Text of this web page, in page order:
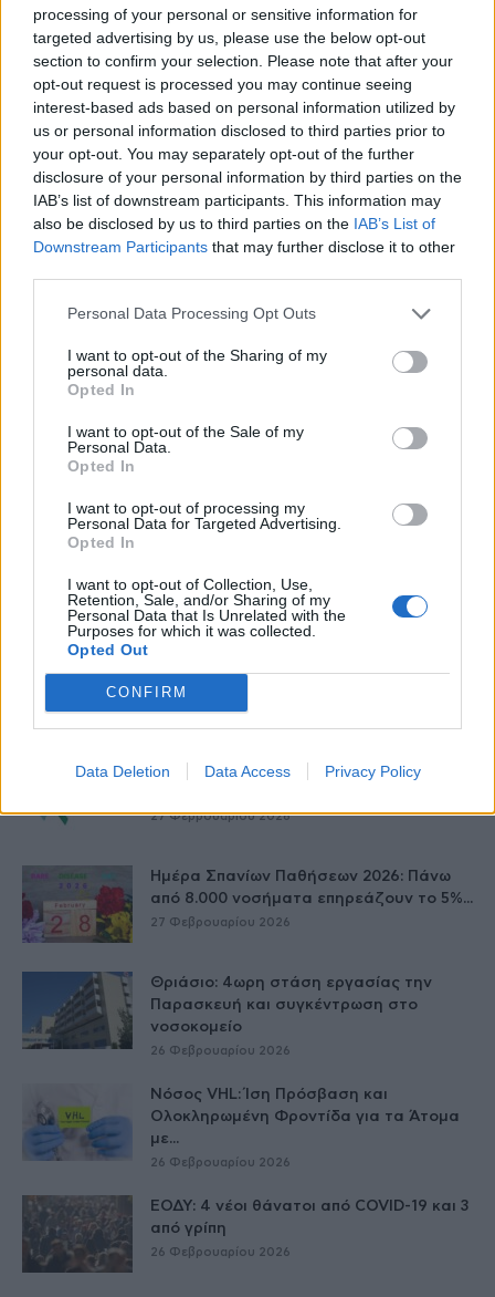
processing of your personal or sensitive information for
targeted advertising by us, please use the below opt-out
section to confirm your selection. Please note that after your
opt-out request is processed you may continue seeing
interest-based ads based on personal information utilized by
us or personal information disclosed to third parties prior to
your opt-out. You may separately opt-out of the further
disclosure of your personal information by third parties on the
IAB’s list of downstream participants. This information may
also be disclosed by us to third parties on the IAB’s List of
Downstream Participants that may further disclose it to other
Personal Data Processing Opt Outs
I want to opt-out of the Sharing of my
personal data.
Opted In
I want to opt-out of the Sale of my
Personal Data.
Opted In
I want to opt-out of processing my
Personal Data for Targeted Advertising.
Opted In
I want to opt-out of Collection, Use,
Retention, Sale, and/or Sharing of my
Personal Data that Is Unrelated with the
Purposes for which it was collected.
Opted Out
CONFIRM
Data Deletion Data Access Privacy Policy
Δείτε Ακόμη
Γεωργιάδης: Πολλαπλά οφέλη από τη
συνεργασία δημοσίου και ιδιωτικού
τομέα
27 Φεβρουαρίου 2026
Παράρτημα του Παίδων “Αγία Σοφία”
Μεταμόσχευσης Ήπατος στο «Λαϊκό»
ΕΟΦ: Ανάκληση παρτίδων
νοσήσει
27 Φεβρουαρίου 2026
ηλεκτροχειρουργικής διαθερμίας
27 Φεβρουαρίου 2026
ΣΦΕΕ για Σπάνιες παθήσεις – Η επόμενη
27 Φεβρουαρίου 2026
Ημέρα Σπανίων Παθήσεων 2026: Πάνω
από 8.000 νοσήματα επηρεάζουν το 5%...
27 Φεβρουαρίου 2026
Θριάσιο: 4ωρη στάση εργασίας την
Παρασκευή και συγκέντρωση στο
νοσοκομείο
26 Φεβρουαρίου 2026
Νόσος VHL: Ίση Πρόσβαση και
Ολοκληρωμένη Φροντίδα για τα Άτομα
με...
26 Φεβρουαρίου 2026
ΕΟΔΥ: 4 νέοι θάνατοι από COVID-19 και 3
από γρίπη
26 Φεβρουαρίου 2026